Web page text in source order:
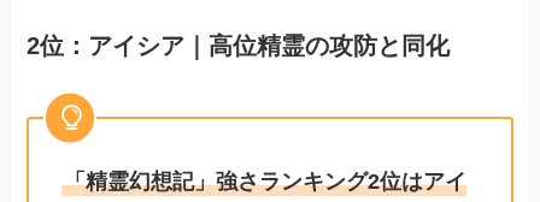
2位：アイシア｜高位精霊の攻防と同化
「精霊幻想記」強さランキング2位はアイ